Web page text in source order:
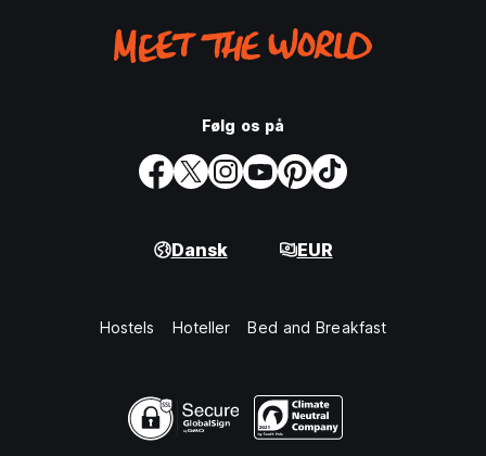
Følg os på
Dansk EUR
Hostels Hoteller Bed and Breakfast